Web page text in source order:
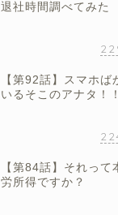
退社時間調べてみた
【第92話】スマホば
いるそこのアナタ！！
【第84話】それって
労所得ですか？